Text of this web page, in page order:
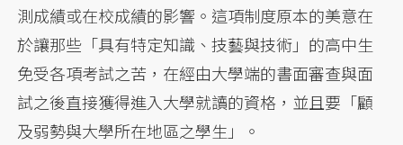
測成績或在校成績的影響。這項制度原本的美意在
於讓那些「具有特定知識、技藝與技術」的高中生
免受各項考試之苦，在經由大學端的書面審查與面
試之後直接獲得進入大學就讀的資格，並且要「顧
及弱勢與大學所在地區之學生」。